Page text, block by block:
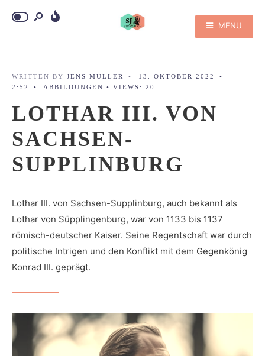
MENU
WRITTEN BY JENS MÜLLER • 13. OKTOBER 2022
•
2:52
• ABBILDUNGEN • VIEWS: 20
LOTHAR III. VON
SACHSEN-
SUPPLINBURG
Lothar III. von Sachsen-Supplinburg, auch bekannt als
Lothar von Süpplingenburg, war von 1133 bis 1137
römisch-deutscher Kaiser. Seine Regentschaft war durch
politische Intrigen und den Konflikt mit dem Gegenkönig
Konrad III. geprägt.